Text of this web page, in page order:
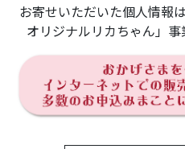
お寄せいただいた個人情報
オリジナルリカちゃん」事